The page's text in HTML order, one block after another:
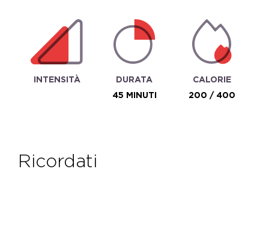
INTENSITÀ
DURATA
45 MINUTI
CALORIE
200 / 400
ricordati